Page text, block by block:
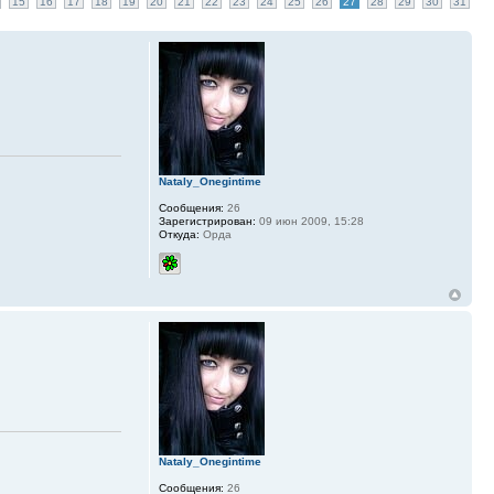
Nataly_Onegintime
Сообщения: 26
Зарегистрирован: 09 июн 2009, 15:28
Откуда: Орда
Nataly_Onegintime
Сообщения: 26